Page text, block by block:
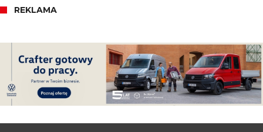
REKLAMA